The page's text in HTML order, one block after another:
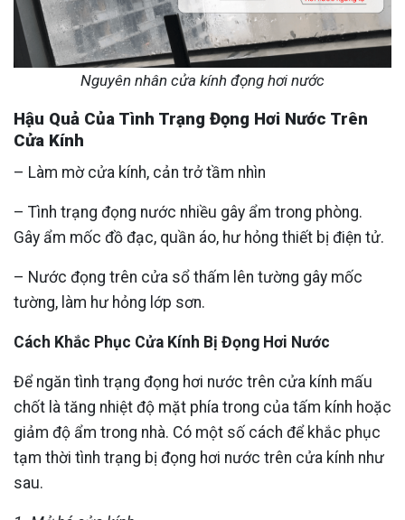
Nguyên nhân cửa kính đọng hơi nước
Hậu Quả Của Tình Trạng Đọng Hơi Nước Trên
Cửa Kính
– Làm mờ cửa kính, cản trở tầm nhìn
– Tình trạng đọng nước nhiều gây ẩm trong phòng.
Gây ẩm mốc đồ đạc, quần áo, hư hỏng thiết bị điện tử.
– Nước đọng trên cửa sổ thấm lên tường gây mốc
tường, làm hư hỏng lớp sơn.
Cách Khắc Phục Cửa Kính Bị Đọng Hơi Nước
Để ngăn tình trạng đọng hơi nước trên cửa kính mấu
chốt là tăng nhiệt độ mặt phía trong của tấm kính hoặc
giảm độ ẩm trong nhà. Có một số cách để khắc phục
tạm thời tình trạng bị đọng hơi nước trên cửa kính như
sau.